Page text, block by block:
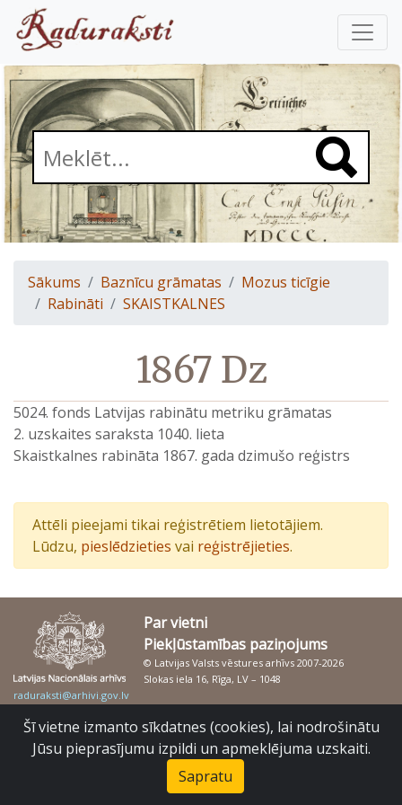
Sākums Baznīcu grāmatas
Mozus ticīgie
Rabināti
SKAISTKALNES
1867 Dz
5024. fonds Latvijas rabinātu metriku grāmatas
2. uzskaites saraksta 1040. lieta
Skaistkalnes rabināta 1867. gada dzimušo reģistrs
Attēli pieejami tikai reģistrētiem lietotājiem.
Lūdzu, pieslēdzieties vai reģistrējieties.
Par vietni
Piekļūstamības paziņojums
© Latvijas Valsts vēstures arhīvs 2007-2026
Slokas iela 16, Rīga, LV – 1048
raduraksti@arhivi.gov.lv
Šī vietne izmanto sīkdatnes (cookies), lai nodrošinātu
Jūsu pieprasījumu izpildi un apmeklējuma uzskaiti.
Sapratu